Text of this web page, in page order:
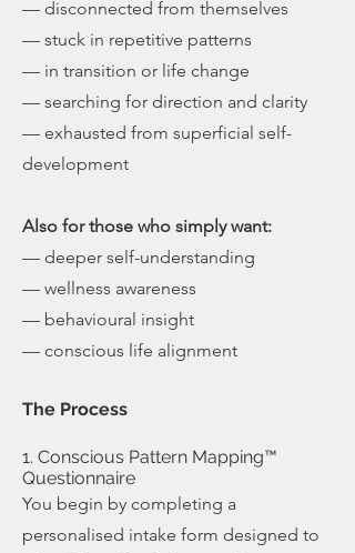
— disconnected from themselves
— stuck in repetitive patterns
— in transition or life change
— searching for direction and clarity
— exhausted from superficial self-
development
Also for those who simply want:
— deeper self-understanding
— wellness awareness
— behavioural insight
— conscious life alignment
The Process
1. Conscious Pattern Mapping™
Questionnaire
You begin by completing a
personalised intake form designed to